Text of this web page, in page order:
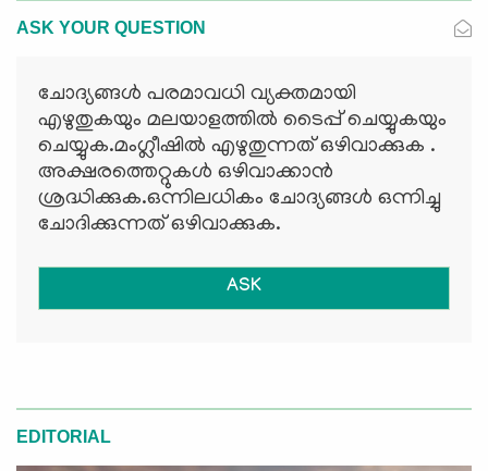
ASK YOUR QUESTION
ചോദ്യങ്ങള്‍ പരമാവധി വ്യക്തമായി
എഴുതുകയും മലയാളത്തില്‍ ടൈപ്പ് ചെയ്യുകയും
ചെയ്യുക.മംഗ്ലീഷില്‍ എഴുതുന്നത് ഒഴിവാക്കുക .
അക്ഷരത്തെറ്റുകള്‍ ഒഴിവാക്കാന്‍
ശ്രദ്ധിക്കുക.ഒന്നിലധികം ചോദ്യങ്ങള്‍ ഒന്നിച്ചു
ചോദിക്കുന്നത് ഒഴിവാക്കുക.
ASK
EDITORIAL